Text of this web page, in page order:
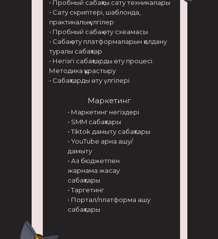
• Маркетинг негіздері
• SMM сабақтары
• Tiktok дамыту сабақтары
• YouTube арна ашу/
дамыту
• Аз бюджетпен
жарнама жасау
сабақтары
• Таргетинг
• Портал/платформа ашу
сабақтары
Маркетинг
• Пробный сабақты сату техникалары
• Сату скриптері, шаблонда,
практикалық үлгілер
• Пробный сабақ өту схеамасы
• Сабақ өту платформаларын қолдану
туралы сабақтар
• Негізгі сабақтарды өту процесі.
Методика құрастыру
• Сабақтарды өту үлгілері